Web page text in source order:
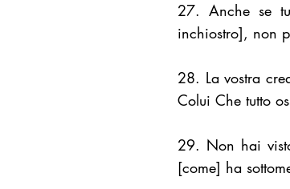
27. Anche se
inchiostro], non
28. La vostra
Colui Che tutto
29. Non hai
[come] ha